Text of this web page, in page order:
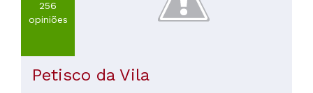
256
opiniões
Petisco da Vila